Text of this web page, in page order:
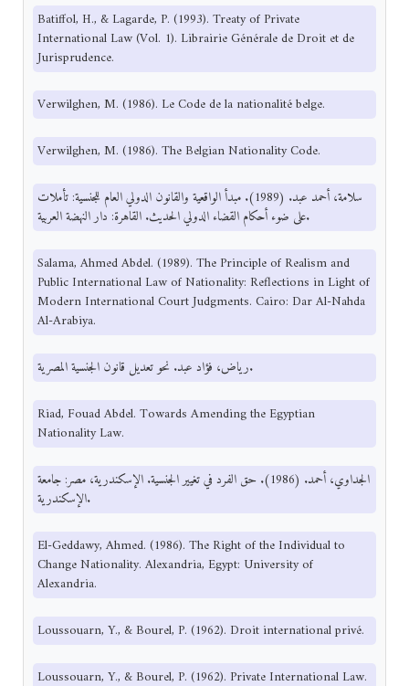
Batiffol, H., & Lagarde, P. (1993). Treaty of Private
International Law (Vol. 1). Librairie Générale de Droit et de
Jurisprudence.
Verwilghen, M. (1986). Le Code de la nationalité belge.
Verwilghen, M. (1986). The Belgian Nationality Code.
سلامة، أحمد عبد. (1989). مبدأ الواقعية والقانون الدولي العام للجنسية: تأملات
على ضوء أحكام القضاء الدولي الحديث. القاهرة: دار النهضة العربية.
Salama, Ahmed Abdel. (1989). The Principle of Realism and
Public International Law of Nationality: Reflections in Light of
Modern International Court Judgments. Cairo: Dar Al-Nahda
Al-Arabiya.
رياض، فؤاد عبد. نحو تعديل قانون الجنسية المصرية.
Riad, Fouad Abdel. Towards Amending the Egyptian
Nationality Law.
الجداوي، أحمد. (1986). حق الفرد في تغيير الجنسية. الإسكندرية، مصر: جامعة
الإسكندرية.
El-Geddawy, Ahmed. (1986). The Right of the Individual to
Change Nationality. Alexandria, Egypt: University of
Alexandria.
Loussouarn, Y., & Bourel, P. (1962). Droit international privé.
Loussouarn, Y., & Bourel, P. (1962). Private International Law.